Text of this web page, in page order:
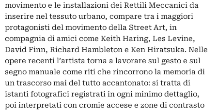
movimento e le installazioni dei Rettili Meccanici da
inserire nel tessuto urbano, compare tra i maggiori
protagonisti del movimento della Street Art, in
compagnia di amici come Keith Haring, Les Levine,
David Finn, Richard Hambleton e Ken Hiratsuka. Nelle
opere recenti l’artista torna a lavorare sul gesto e sul
segno manuale come riti che rincorrono la memoria di
un trascorso mai del tutto accantonato: si tratta di
istanti fotografici registrati in ogni minimo dettaglio,
poi interpretati con cromie accese e zone di contrasto